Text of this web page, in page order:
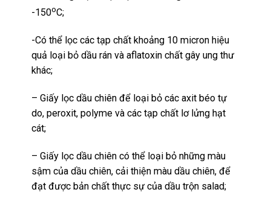
-150oC;
-Có thể lọc các tạp chất khoảng 10 micron hiệu
quả loại bỏ dầu rán và aflatoxin chất gây ung thư
khác;
– Giấy lọc dầu chiên để loại bỏ các axit béo tự
do, peroxit, polyme và các tạp chất lơ lửng hạt
cát;
– Giấy lọc dầu chiên có thể loại bỏ những màu
sậm của dầu chiên, cải thiện màu dầu chiên, để
đạt được bản chất thực sự của dầu trộn salad;